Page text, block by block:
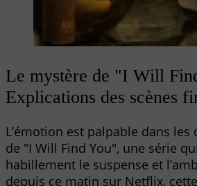
Le mystère de "I Will
Explications des scènes
L’émotion est palpable dans
de "I Will Find You", une série
habillement le suspense et
depuis ce matin sur Netflix,